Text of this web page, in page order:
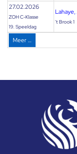
27.02.2026
ZOH C-Klasse
19. Speeldag
't Brook 1
Meer …